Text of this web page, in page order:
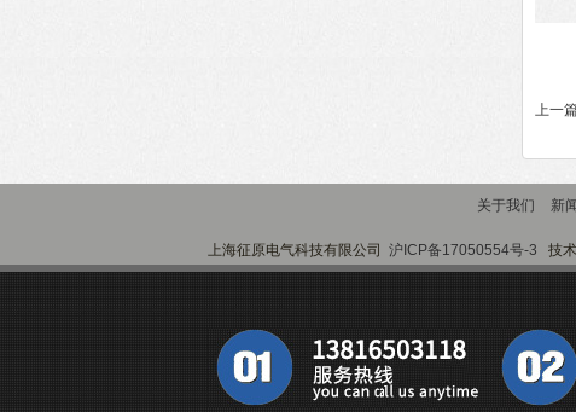
上一
关于我们 新
上海征原电气科技有限公司 沪ICP备17050554号-3 技